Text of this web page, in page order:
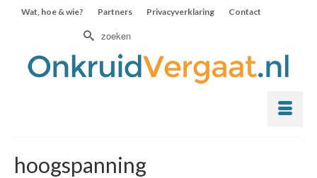
Wat, hoe & wie? Partners Privacyverklaring Contact
Zoek
hoogspanning